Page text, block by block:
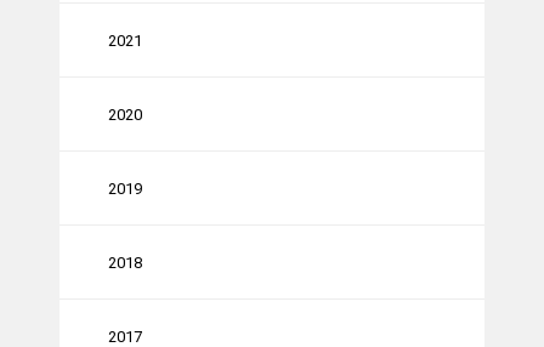
2021
2020
2019
2018
2017